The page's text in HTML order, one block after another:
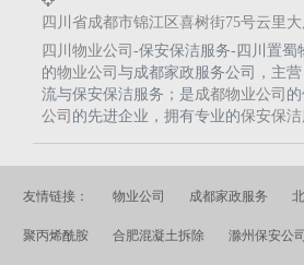
四川省成都市锦江区喜树街75号云里
四川物业公司 -保安保洁服务-四川置蜀
的物业公司 与成都家政服务公司，主
流与保安保洁服务；是成都物业公司
公司 的先进企业，拥有专业的保安保
友情链接： 物业公司 成都家政服务
聚丙烯酰胺 合肥混凝土拆除 滁州保安公司